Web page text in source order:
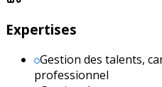
Expertises
Gestion des talents,
professionnel